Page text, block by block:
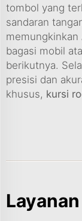
tombol yang
sandaran
memungkinkan
bagasi mobil
berikutnya.
presisi dan
khusus, kursi
Layanan